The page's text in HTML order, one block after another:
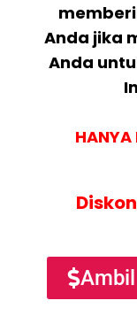
Anda jika
Anda